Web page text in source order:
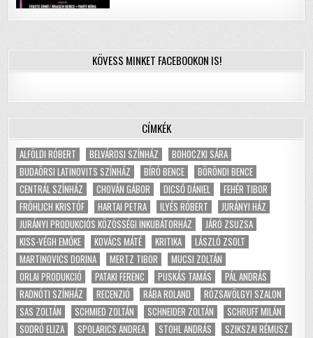
KÖVESS MINKET FACEBOOKON IS!
CÍMKÉK
ALFÖLDI RÓBERT BELVÁROSI SZÍNHÁZ
BOHOCZKI SÁRA
BUDAÖRSI LATINOVITS SZÍNHÁZ
BÍRÓ BENCE
BÖRÖNDI BENCE
CENTRÁL SZÍNHÁZ
CHOVÁN GÁBOR DICSŐ DÁNIEL
FEHÉR TIBOR
FRÖHLICH KRISTÓF
HARTAI PETRA ILYÉS RÓBERT
JURÁNYI HÁZ
JURÁNYI PRODUKCIÓS KÖZÖSSÉGI INKUBÁTORHÁZ
JÁRÓ ZSUZSA
KISS-VÉGH EMŐKE
KOVÁCS MÁTÉ KRITIKA
LÁSZLÓ ZSOLT
MARTINOVICS DORINA
MERTZ TIBOR
MUCSI ZOLTÁN
ORLAI PRODUKCIÓ
PATAKI FERENC PUSKÁS TAMÁS
PÁL ANDRÁS
RADNÓTI SZÍNHÁZ
RECENZIÓ RÁBA ROLAND
RÓZSAVÖLGYI SZALON
SAS ZOLTÁN
SCHMIED ZOLTÁN SCHNEIDER ZOLTÁN
SCHRUFF MILÁN
SODRÓ ELIZA
SPOLARICS ANDREA STOHL ANDRÁS SZIKSZAI RÉMUSZ